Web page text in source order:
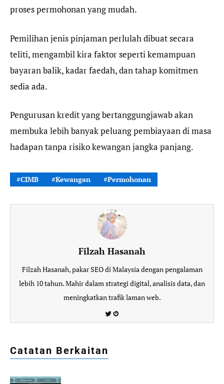
proses permohonan yang mudah.
Pemilihan jenis pinjaman perlulah dibuat secara
teliti, mengambil kira faktor seperti kemampuan
bayaran balik, kadar faedah, dan tahap komitmen
sedia ada.
Pengurusan kredit yang bertanggungjawab akan
membuka lebih banyak peluang pembiayaan di masa
hadapan tanpa risiko kewangan jangka panjang.
CIMB Kewangan Permohonan
Filzah Hasanah
Filzah Hasanah, pakar SEO di Malaysia dengan pengalaman
lebih 10 tahun. Mahir dalam strategi digital, analisis data, dan
meningkatkan trafik laman web.
Twitter
Gravatar
Catatan Berkaitan